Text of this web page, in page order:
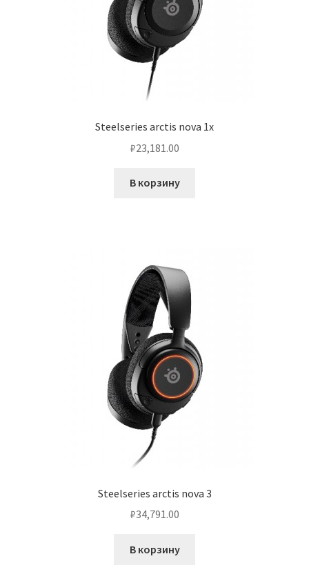
Steelseries arctis nova 1x
₽23,181.00
В корзину
Steelseries arctis nova 3
₽34,791.00
В корзину